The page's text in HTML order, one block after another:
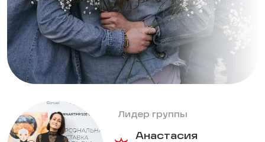
Лидер группы
Анастасия